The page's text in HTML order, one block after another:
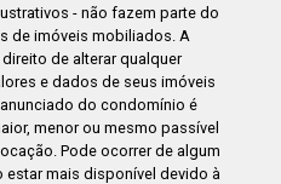
- não fazem parte do
de imóveis mobiliados. A
de alterar qualquer
e dados de seus imóveis
do condomínio é
menor ou mesmo passível
Pode ocorrer de algum
estar mais disponível devido à